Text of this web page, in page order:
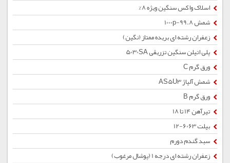
اسلاک واکس سنگین ویژه 8%
شمش 1000p-99.8
زعفران رشته ای بریده ممتاز (نگین)
پلی اتیلن سنگین تزریقی 5030SA
ورق گرم C
شمش آلیاژ AS5U3
ورق گرم B
تیرآهن 14 تا 18
بیلت 6063-12
سبد گندم دورم
زعفران رشته ای درجه 1 (پوشال مرغوب)